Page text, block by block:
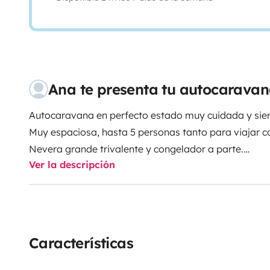
Ana te presenta tu
Autocaravana en perfecto estado muy cuidada y
Muy espaciosa, hasta 5 personas tanto para viajar
Nevera grande trivalente y congelador a parte.
Calefacción a gasoil y calentador de agua.Maletero
independientes.
Cualquier duda no dudéis en preguntarme.
Ver la descripción
Características